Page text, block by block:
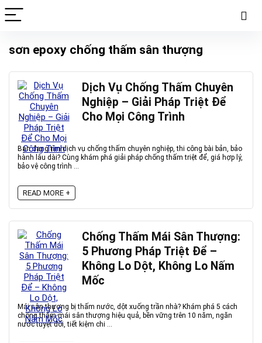
sơn epoxy chống thấm sân thượng
Dịch Vụ Chống Thấm Chuyên
Nghiệp – Giải Pháp Triệt Để
Cho Mọi Công Trình
Bạn đang tìm dịch vụ chống thấm chuyên nghiệp, thi công bài bản, bảo
hành lâu dài? Cùng khám phá giải pháp chống thấm triệt để, giá hợp lý,
bảo vệ công trình ...
READ MORE +
Chống Thấm Mái Sân Thượng:
5 Phương Pháp Triệt Để –
Không Lo Dột, Không Lo Nấm
Mốc
Mái sân thượng bị thấm nước, dột xuống trần nhà? Khám phá 5 cách
chống thấm mái sân thượng hiệu quả, bền vững trên 10 năm, ngăn
nước tuyệt đối, tiết kiệm chi ...